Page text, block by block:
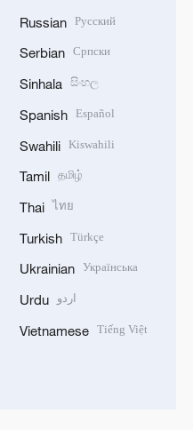
Russian Русский
Serbian Српски
Sinhala සිංහල
Spanish Español
Swahili Kiswahili
Tamil தமிழ்
Thai ไทย
Turkish Türkçe
Ukrainian Українська
Urdu اردو
Vietnamese Tiếng Việt